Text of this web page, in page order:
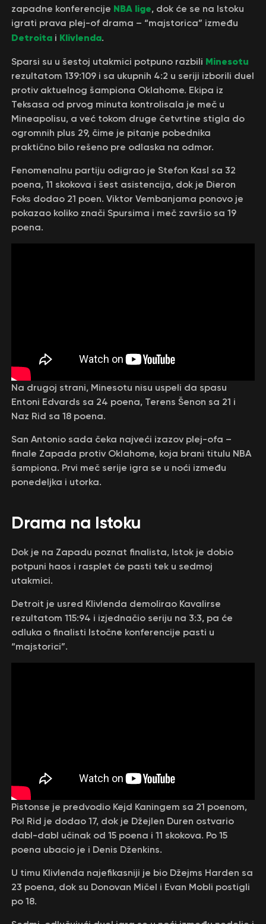
zapadne konferencije NBA lige, dok će se na Istoku
igrati prava plej-of drama – “majstorica” između
Detroita i Klivlenda.
Sparsi su u šestoj utakmici potpuno razbili Minesotu
rezultatom 139:109 i sa ukupnih 4:2 u seriji izborili duel
protiv aktuelnog šampiona Oklahome. Ekipa iz
Teksasa od prvog minuta kontrolisala je meč u
Mineapolisu, a već tokom druge četvrtine stigla do
ogromnih plus 29, čime je pitanje pobednika
praktično bilo rešeno pre odlaska na odmor.
Fenomenalnu partiju odigrao je Stefon Kasl sa 32
poena, 11 skokova i šest asistencija, dok je Dieron
Foks dodao 21 poen. Viktor Vembanjama ponovo je
pokazao koliko znači Spursima i meč završio sa 19
poena.
Na drugoj strani, Minesotu nisu uspeli da spasu
Entoni Edvards sa 24 poena, Terens Šenon sa 21 i
Naz Rid sa 18 poena.
San Antonio sada čeka najveći izazov plej-ofa –
finale Zapada protiv Oklahome, koja brani titulu NBA
šampiona. Prvi meč serije igra se u noći između
ponedeljka i utorka.
Drama na Istoku
Dok je na Zapadu poznat finalista, Istok je dobio
potpuni haos i rasplet će pasti tek u sedmoj
utakmici.
Detroit je usred Klivlenda demolirao Kavalirse
rezultatom 115:94 i izjednačio seriju na 3:3, pa će
odluka o finalisti Istočne konferencije pasti u
“majstorici”.
Pistonse je predvodio Kejd Kaningem sa 21 poenom,
Pol Rid je dodao 17, dok je Džejlen Duren ostvario
dabl-dabl učinak od 15 poena i 11 skokova. Po 15
poena ubacio je i Denis Dženkins.
U timu Klivlenda najefikasniji je bio Džejms Harden sa
23 poena, dok su Donovan Mičel i Evan Mobli postigli
po 18.